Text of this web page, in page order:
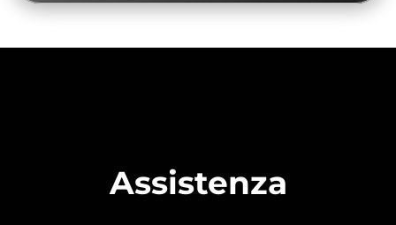
Assistenza